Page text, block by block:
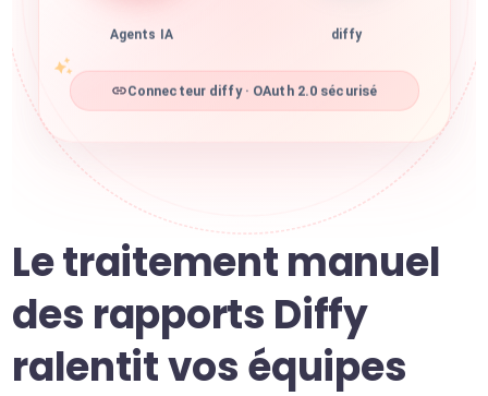
Agents IA diffy
Connecteur diffy · OAuth 2.0 sécurisé
Le traitement manuel
des rapports Diffy
ralentit vos équipes